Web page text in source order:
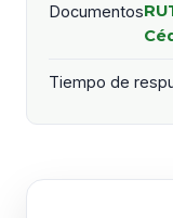
Documentos
Tiempo de